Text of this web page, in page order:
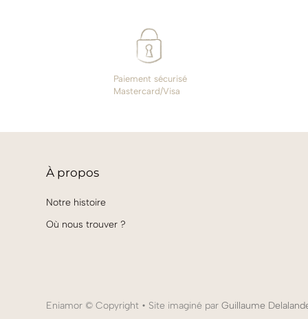
Paiement sécurisé
Mastercard/Visa
À propos
Notre histoire
Où nous trouver ?
Eniamor © Copyright • Site imaginé parGuillaume